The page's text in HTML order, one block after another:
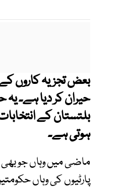
بعض تجزیہ کاروں
حیران کر دیا ہے۔
بلتستان کے
ہوتی ہے۔
ماضی میں وہاں جو بھی
پارٹیوں کی وہاں